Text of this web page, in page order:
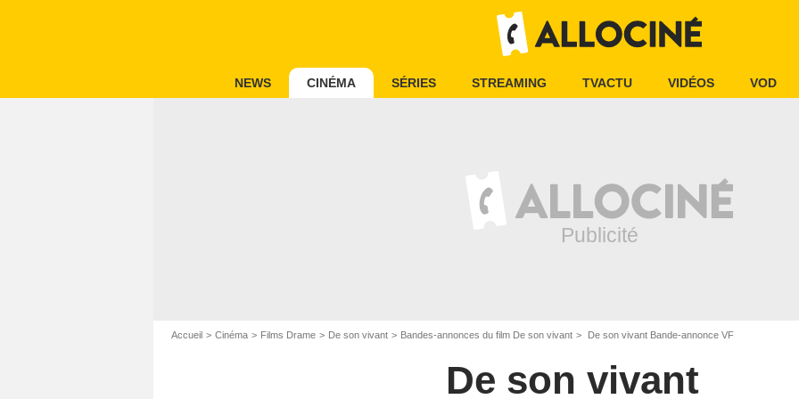
NEWS CINÉMA SÉRIES STREAMING TVACTU VIDÉOS VOD
Accueil Cinéma Films Drame De son vivant Bandes-annonces du film De son vivant De son vivant Bande-annonce VF
De son vivant